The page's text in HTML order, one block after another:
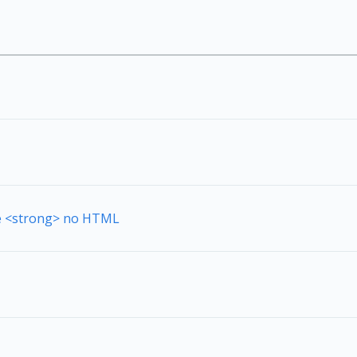
<strong> no HTML